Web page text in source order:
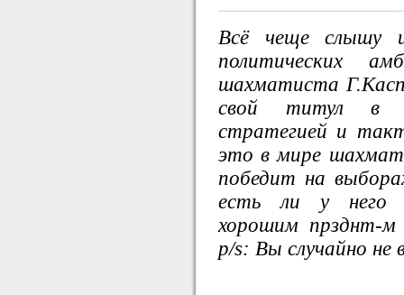
Всё чеще слышу
политических
шахматиста
свой титул в
стратегией и
это в мире
победит на
есть ли у него
хорошим прзднт-м
p/s: Вы случайно не